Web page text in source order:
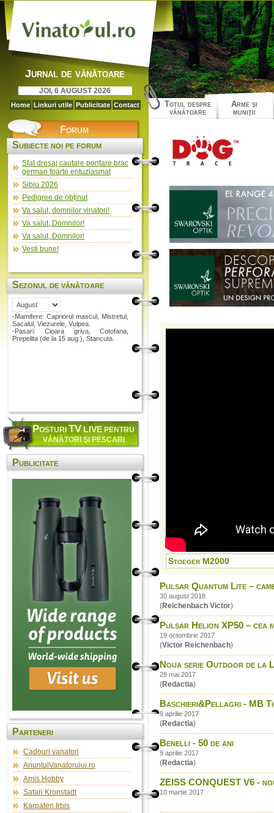
Jurnal de vânătoare
JOI, 6 AUGUST 2026
Home Linkuri utile Publicitate Contact
Totul despre
vânătoare
Arme şi
muniţii
Forum
Subiecte noi pe forum
Sfat dresaj cautare pontare brac
german foarte entuziasmat
Sibiu 2026
Pedigree de obținut
Va salut, domnilor vinatori!
Va salut, Domnilor!
Va salut, Domnilor!
Vesti bune!
Sezonul de vânătoare
-Mamifere: Capriorul mascul, Mistretul,
Sacalul, Viezurele, Vulpea.
-Pasari: Cioara griva, Cotofana,
Prepelita (de la 15 aug.), Stancuta.
POSTURITVLIVE PENTRU
VÂNĂTORI ŞI PESCARI
Publicitate
Parteneri
Cadouri vanatori
AnuntulVanatorului.ro
Amis Hobby
Safari Kronstadt
Karpaten Irbis
Stoeger M2000
Pulsar Quantum Lite –
30 august 2018
(Reichenbach Victor)
Pulsar Helion XP50 – cea
19 octombrie 2017
(Victor Reichenbach)
Noua serie Outdoor de la
29 mai 2017
(Redactia)
Baschieri&Pellagri - MB
9 aprilie 2017
(Redactia)
Benelli - 50 de ani
9 aprilie 2017
(Redactia)
ZEISS CONQUEST V6 -
10 martie 2017